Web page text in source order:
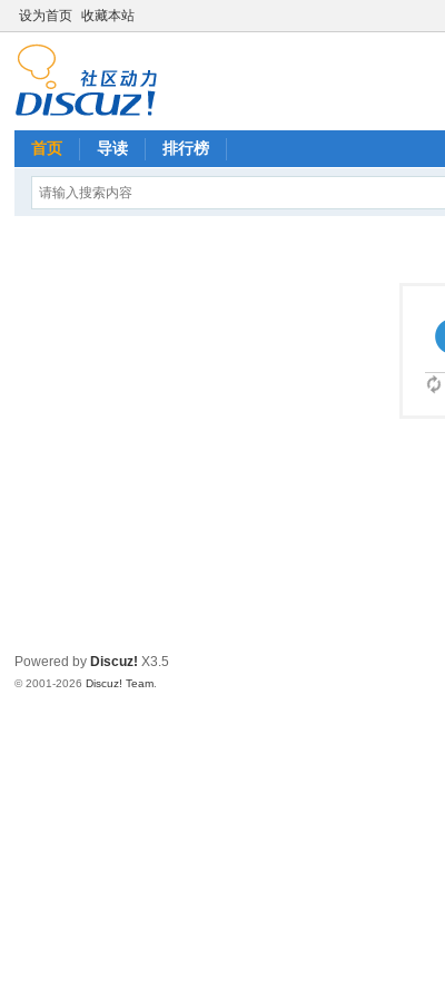
设为首页 收藏本站
首页 导读 排行榜
Powered by Discuz! X3.5
© 2001-2026Discuz! Team